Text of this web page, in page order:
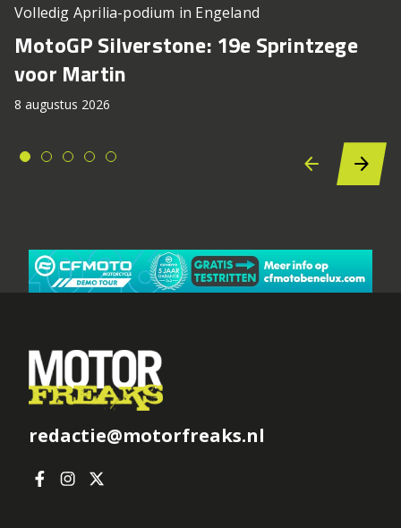
Volledig Aprilia-podium in Engeland
MotoGP Silverstone: 19e Sprintzege
voor Martin
8 augustus 2026
redactie@motorfreaks.nl